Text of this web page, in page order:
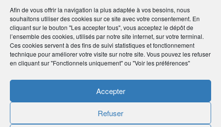
Afin de vous offrir la navigation la plus adaptée à vos besoins, nous
souhaitons utiliser des cookies sur ce site avec votre consentement. En
cliquant sur le bouton "Les accepter tous", vous acceptez le dépôt de
l’ensemble des cookies, utilisés par notre site internet, sur votre terminal.
Ces cookies servent à des fins de suivi statistiques et fonctionnement
technique pour améliorer votre visite sur notre site. Vous pouvez les refuser
en cliquant sur "Fonctionnels uniquement" ou "Voir les préférences"
Accepter
Refuser
Potentiellement tout le monde peut s’y intéresser. Néanmoins,
il s’agit de fonds hyper spéculatifs et il faut donc,
premièrement, faire preuve d’une forte appétence au risque.
Deuxièmement, la nature même des cryptoactifs fait que leur
système de sauvegarde n’a rien à voir avec les système
Pour conserver vos bitcoins, par exemple, vous avez deux
solutions : soitviaune clé USB spécifique, soit via un
prestataire (PSAN : Prestataire de Service sur Actif
Numérique).